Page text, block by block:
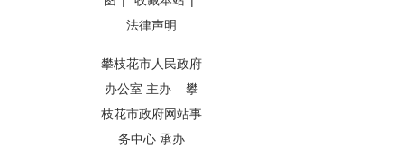
法律声明
攀枝花市人民政府
办公室 主办 攀
枝花市政府网站事
务中心 承办